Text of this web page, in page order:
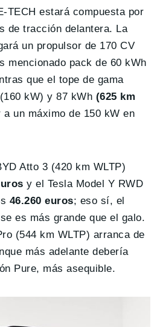
TECH estará compuesta por
de tracción delantera. La
un propulsor de 170 CV
mencionado pack de 60 kWh
que el tope de gama
kW) y 87 kWh (625 km
a un máximo de 150 kW en
Atto 3 (420 km WLTP)
y el Tesla Model Y RWD
46.260 euros; eso sí, el
es más grande que el galo.
(544 km WLTP) arranca de
más adelante debería
Pure, más asequible.